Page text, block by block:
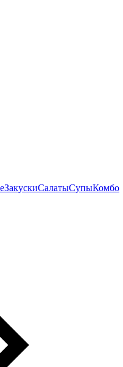
ЗакускиСалатыСупыКомбо